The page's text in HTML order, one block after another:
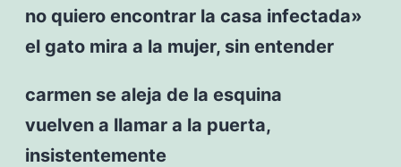
no quiero encontrar la casa infectada»
el gato mira a la mujer, sin entender
carmen se aleja de la esquina
vuelven a llamar a la puerta,
insistentemente